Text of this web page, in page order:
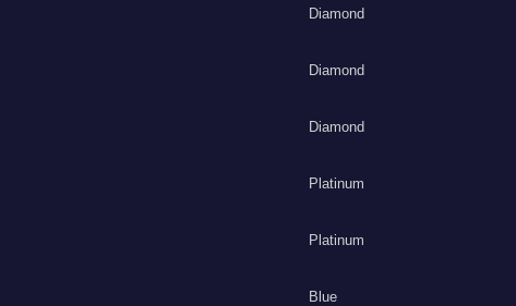
Diamond
Diamond
Diamond
Platinum
Platinum
Blue